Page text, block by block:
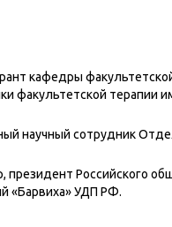
кафедры
факультетской терапии
научный сотрудник
президент Российского
«Барвиха» УДП РФ.